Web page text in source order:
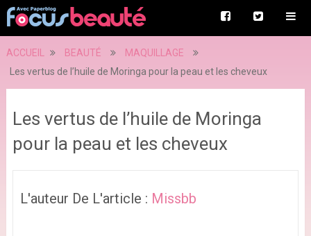
ACCUEIL BEAUTÉ
MAQUILLAGE
Les vertus de l’huile de Moringa pour la peau et les cheveux
Les vertus de l’huile de Moringa
pour la peau et les cheveux
L'auteur De L'article : Missbb